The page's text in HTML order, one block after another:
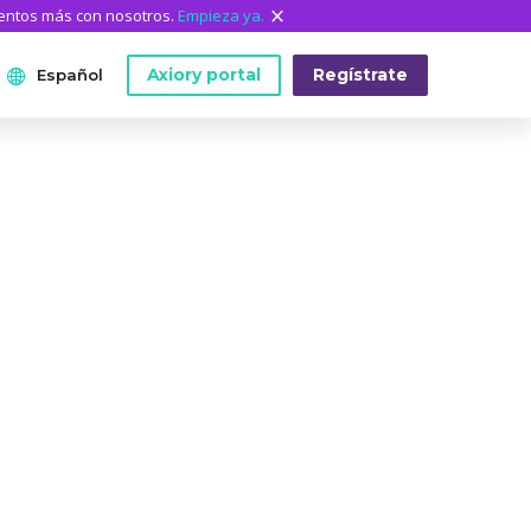
más con nosotros. Empieza ya.
Español Axiory portal Regístrate